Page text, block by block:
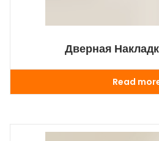
Дверная
Read